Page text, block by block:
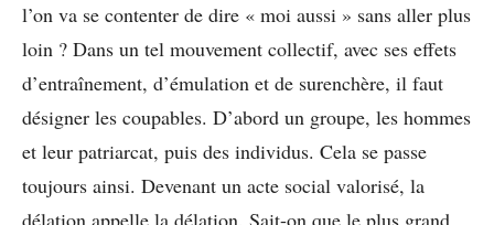
l’on va se contenter de dire « moi aussi » sans aller plus
loin ? Dans un tel mouvement collectif, avec ses effets
d’entraînement, d’émulation et de surenchère, il faut
désigner les coupables. D’abord un groupe, les hommes
et leur patriarcat, puis des individus. Cela se passe
toujours ainsi. Devenant un acte social valorisé, la